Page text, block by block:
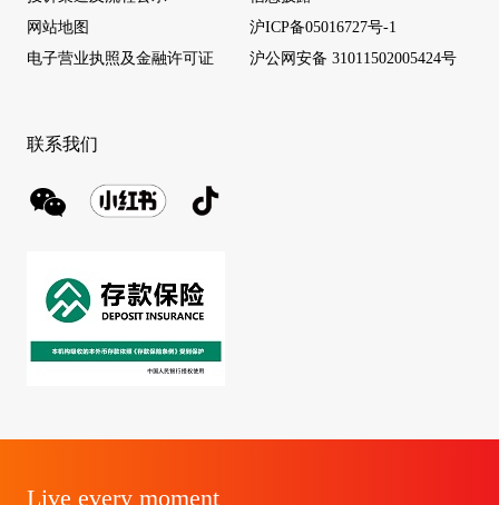
网站地图
电子营业执照及金融许可证
沪ICP备05016727号-1
沪公网安备 31011502005424号
联系我们
Live every moment